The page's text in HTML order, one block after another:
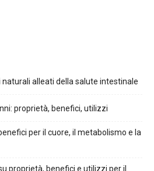
alleati della salute intestinale
proprietà, benefici, utilizzi
per il cuore, il metabolismo e la
proprietà, benefici e utilizzi per il